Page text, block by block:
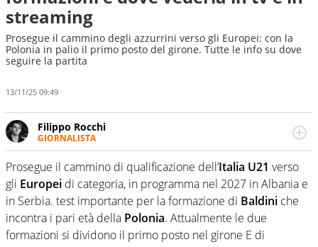
streaming
Prosegue il cammino degli azzurrini verso gli Europei: con la
Polonia in palio il primo posto del girone. Tutte le info su dove
seguire la partita
13/11/25 09:49
Filippo Rocchi
GIORNALISTA
Cresciuto tra una staccata di Alonso, un dritto di Federer
e un fade away di Kobe, il calcio ha la meglio. Ha seguito
diverse manifestazioni sportive e non. Ama scoprire
nuove storie e raccontarle.
Prosegue il cammino di qualificazione dell’Italia U21 verso
gli Europei di categoria, in programma nel 2027 in Albania e
in Serbia. test importante per la formazione di Baldini che
incontra i pari età della Polonia. Attualmente le due
formazioni si dividono il primo posto nel girone E di